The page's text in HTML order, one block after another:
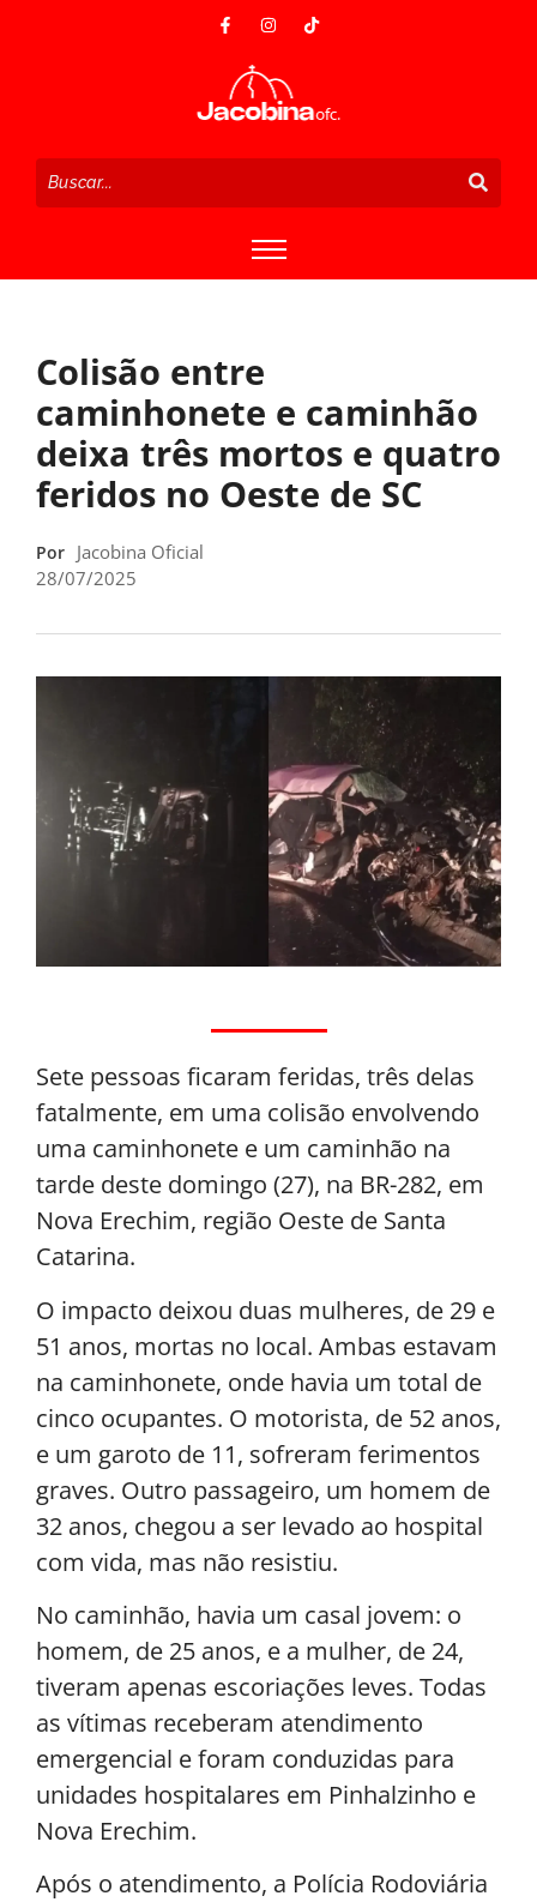
Colisão entre
caminhonete e caminhão
deixa três mortos e quatro
feridos no Oeste de SC
Por Jacobina Oficial
28/07/2025
Sete pessoas ficaram feridas, três delas
fatalmente, em uma colisão envolvendo
uma caminhonete e um caminhão na
tarde deste domingo (27), na BR-282, em
Nova Erechim, região Oeste de Santa
Catarina.
O impacto deixou duas mulheres, de 29 e
51 anos, mortas no local. Ambas estavam
na caminhonete, onde havia um total de
cinco ocupantes. O motorista, de 52 anos,
e um garoto de 11, sofreram ferimentos
graves. Outro passageiro, um homem de
32 anos, chegou a ser levado ao hospital
com vida, mas não resistiu.
No caminhão, havia um casal jovem: o
homem, de 25 anos, e a mulher, de 24,
tiveram apenas escoriações leves. Todas
as vítimas receberam atendimento
emergencial e foram conduzidas para
unidades hospitalares em Pinhalzinho e
Nova Erechim.
Após o atendimento, a Polícia Rodoviária